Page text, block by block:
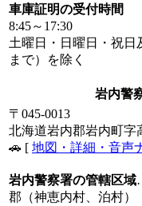
車庫証明の受付時間
8:45～17:30
土曜日・日曜日・祝日
まで）を除く
岩内警
〒045-0013
北海道岩内郡岩内町字
🚗 [ 地図・詳細・音声
岩内警察署の管轄区域
郡（神恵内村、泊村）